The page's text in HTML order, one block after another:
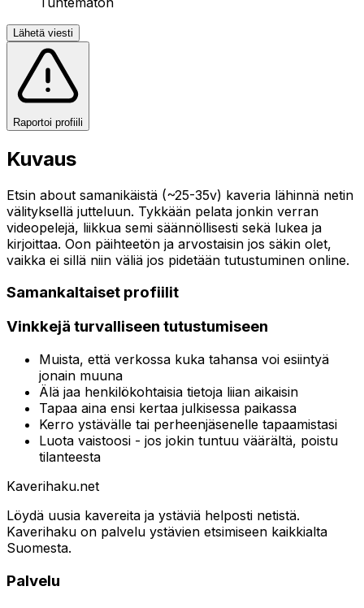
Lähetä viesti
Raportoi profiili
Kuvaus
Etsin about samanikäistä (~25-35v) kaveria lähinnä netin
välityksellä jutteluun. Tykkään pelata jonkin verran
videopelejä, liikkua semi säännöllisesti sekä lukea ja
kirjoittaa. Oon päihteetön ja arvostaisin jos säkin olet,
vaikka ei sillä niin väliä jos pidetään tutustuminen online.
Samankaltaiset profiilit
Vinkkejä turvalliseen tutustumiseen
Muista, että verkossa kuka tahansa voi esiintyä
jonain muuna
Älä jaa henkilökohtaisia tietoja liian aikaisin
Tapaa aina ensi kertaa julkisessa paikassa
Kerro ystävälle tai perheenjäsenelle tapaamistasi
Luota vaistoosi - jos jokin tuntuu väärältä, poistu
tilanteesta
Kaverihaku.net
Löydä uusia kavereita ja ystäviä helposti netistä.
Kaverihaku on palvelu ystävien etsimiseen kaikkialta
Suomesta.
Palvelu